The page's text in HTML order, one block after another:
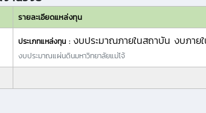
รายละเอียดแหล่งทุน
ประเภทแหล่งทุน : งบประมาณภายในสถาบัน งบภาย
งบประมาณแผ่นดินมหาวิทยาลัยแม่โจ้